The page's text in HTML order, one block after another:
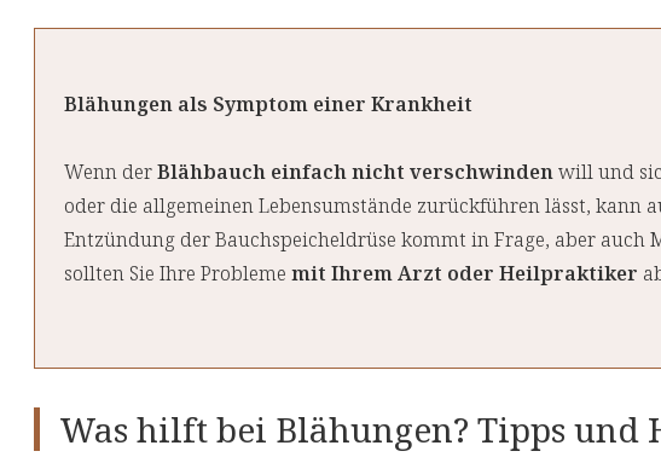
Blähungen als Symptom einer Krankheit
Wenn derBlähbauch einfach nicht verschwindenwill und
oder die allgemeinen Lebensumstände zurückführen lässt, kann
Entzündung der Bauchspeicheldrüse kommt in Frage, aber auch
sollten Sie Ihre Probleme mit Ihrem Arzt oder Heilpraktiker
Was hilft bei Blähungen? Tipps und